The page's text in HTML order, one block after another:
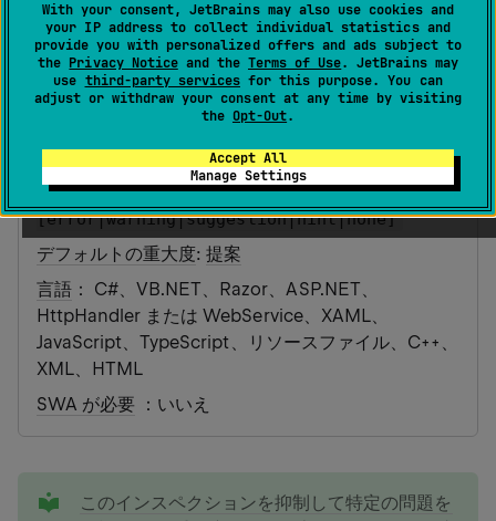
With your consent, JetBrains may also use cookies and
your IP address to collect individual statistics and
provide you with personalized offers and ads subject to
the Privacy Noticeand the Terms of Use. JetBrains may
use third-party servicesfor this purpose. You can
adjust or withdraw your consent at any time by visiting
the Opt-Out.
Accept All
Manage Settings
カテゴリ： 文法の問題
ID： GrammarMistakeInMarkupText
resharper_grammar_mistake_in_markup_text_
highlighting=
[error|warning|suggestion|hint|none]
デフォルトの重大度:提案
言語 ： C#、VB.NET、Razor、ASP.NET、
HttpHandler または WebService、XAML、
JavaScript、TypeScript、リソースファイル、C++、
XML、HTML
SWA が必要 ：いいえ
このインスペクションを抑制して特定の問題を